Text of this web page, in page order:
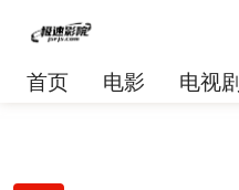
首页 电影 电视剧